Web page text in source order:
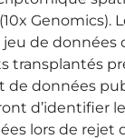
Genomics).
de données
transplantés
de données
d’identifier
lors de rejet